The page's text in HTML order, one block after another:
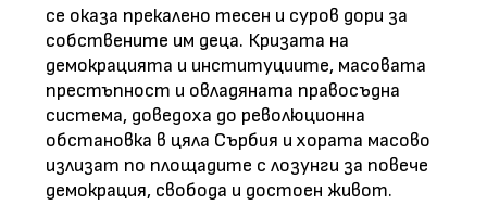
се оказа прекалено тесен и суров дори за
собствените им деца. Кризата на
демокрацията и институциите, масовата
престъпност и овладяната правосъдна
система, доведоха до революционна
обстановка в цяла Сърбия и хората масово
излизат по площадите с лозунги за повече
демокрация, свобода и достоен живот.